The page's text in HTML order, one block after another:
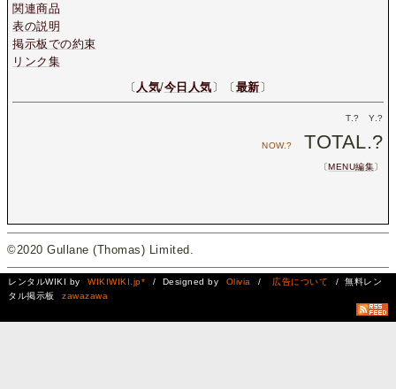
関連商品
表の説明
掲示板での約束
リンク集
〔 人気/今日人気〕〔最新〕
T.? Y.?
NOW.? TOTAL.?
〔MENU編集〕
©2020 Gullane (Thomas) Limited.
レンタルWIKI by WIKIWIKI.jp* / Designed by Olivia / 広告について
/ 無料レン
タル掲示板
zawazawa